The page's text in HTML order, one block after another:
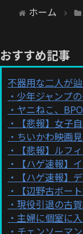
ホーム
おすすめ記事
不器用な二人が
少年ジャンプ
ヤニねこ、
【悲報】女子
ちいかわ映画
【悲報】ルフ
【ハゲ速報】
【ハゲ速報】
【辺野古ボー
現役引退の古
主婦に個室に
チェンソーマ